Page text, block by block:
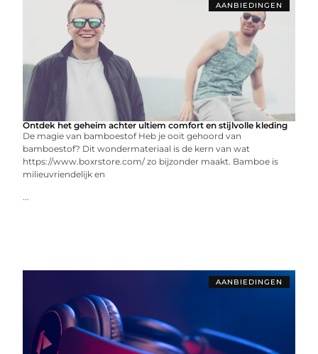
AANBIEDINGEN
Ontdek het geheim achter ultiem comfort en stijlvolle kleding
De magie van bamboestof Heb je ooit gehoord van
bamboestof? Dit wondermateriaal is de kern van wat
https://www.boxrstore.com/ zo bijzonder maakt. Bamboe is
milieuvriendelijk en
...
AANBIEDINGEN